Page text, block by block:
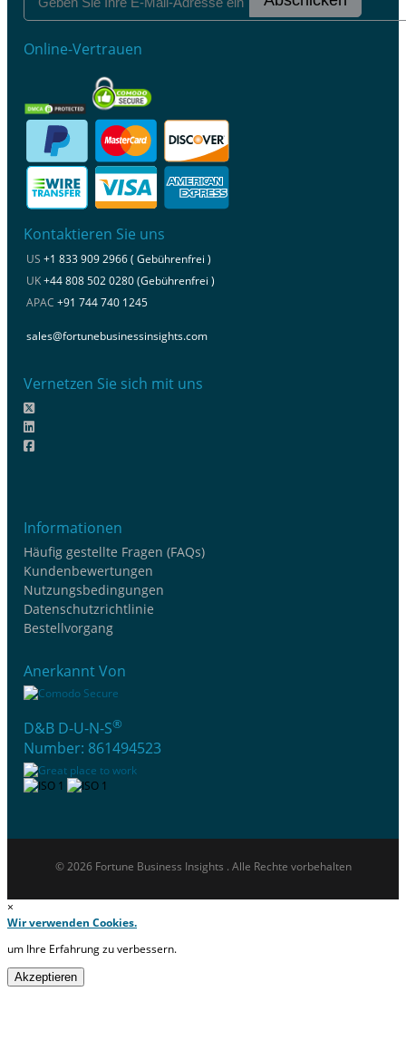
Online-Vertrauen
Kontaktieren Sie uns
US +1 833 909 2966 ( Gebührenfrei )
UK+44 808 502 0280 (Gebührenfrei )
APAC +91 744 740 1245
sales@fortunebusinessinsights.com
Vernetzen Sie sich mit uns
Informationen
Häufig gestellte Fragen (FAQs)
Kundenbewertungen
Nutzungsbedingungen
Datenschutzrichtlinie
Bestellvorgang
Anerkannt Von
D&B D-U-N-S®
Number: 861494523
© 2026 Fortune Business Insights . Alle Rechte vorbehalten
×
Wir verwenden Cookies.
um Ihre Erfahrung zu verbessern.
Akzeptieren